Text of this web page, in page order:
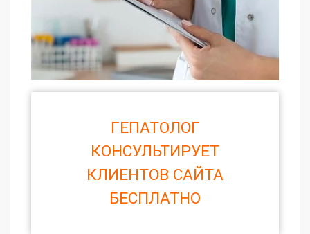
ГЕПАТОЛОГ
КОНСУЛЬТИРУЕТ
КЛИЕНТОВ САЙТА
БЕСПЛАТНО